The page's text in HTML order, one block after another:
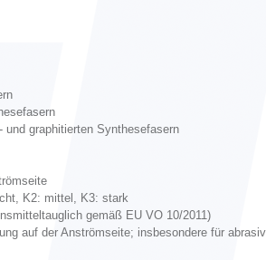
graphitierten Synthesefasern
K2: mittel, K3: stark
gemäß EU VO 10/2011)
auf der Anströmseite; insbesondere für